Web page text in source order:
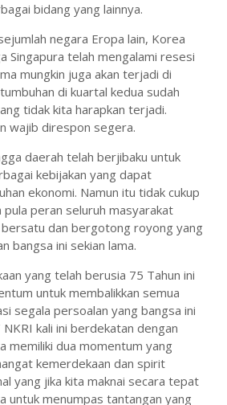
bidang yang lainnya.
negara Eropa lain, Korea
Singapura telah mengalami resesi
mungkin juga akan terjadi di
di kuartal kedua sudah
tidak kita harapkan terjadi.
wajib direspon segera.
daerah telah berjibaku untuk
kebijakan yang dapat
ekonomi. Namun itu tidak cukup
peran seluruh masyarakat
dan bergotong royong yang
bangsa ini sekian lama.
yang telah berusia 75 Tahun ini
untuk membalikkan semua
segala persoalan yang bangsa ini
kali ini berdekatan dengan
memiliki dua momentum yang
kemerdekaan dan spirit
yang jika kita maknai secara tepat
untuk menumpas tantangan yang